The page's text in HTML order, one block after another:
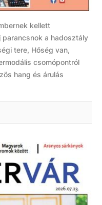
kellett
parancsnok a hadosztály
tere, Hőség van,
csomópontról
hang és árulás